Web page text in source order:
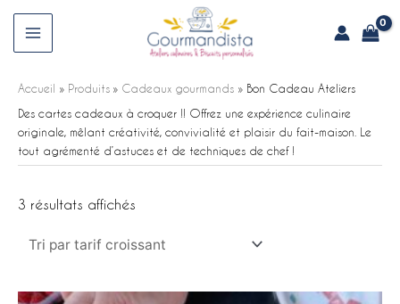
Aller
contenu
Main
Menu
Accueil Produits Cadeaux gourmands
Bon Cadeau Ateliers
Des cartes cadeaux à croquer !! Offrez une expérience culinaire
originale, mêlant créativité, convivialité et plaisir du fait-maison. Le
tout agrémenté d’astuces et de techniques de chef !
3 résultats affichés
croissant